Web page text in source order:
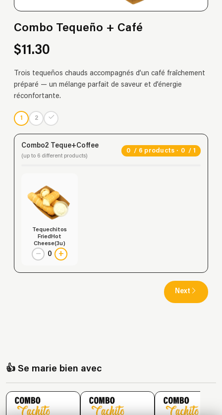
Combo Tequeño + Café
$11.30
Trois tequeños chauds accompagnés d’un café fraîchement
préparé — un mélange parfait de saveur et d’énergie
réconfortante.
1 2
Combo2 Teque+Coffee
(up to 6 different products)
0 / 6 products · 0 / 1
Tequechitos
FriedHot
Cheese(3u)
− 0 +
Next
👍 Se marie bien avec